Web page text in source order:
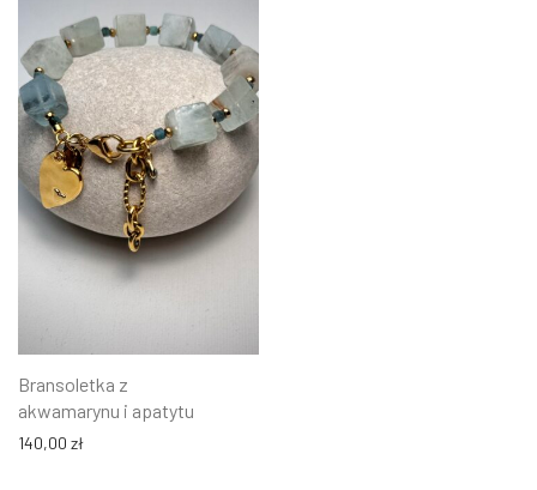
Bransoletka z
akwamarynu i apatytu
140,00 zł